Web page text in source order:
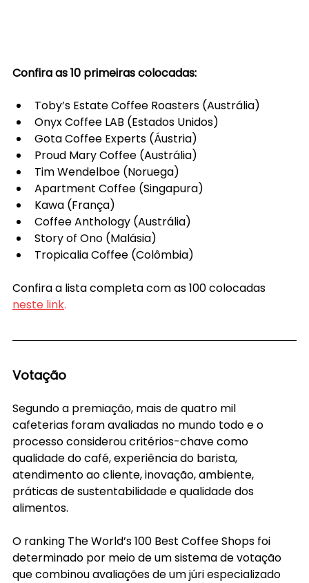
Confira as 10 primeiras colocadas:
Toby’s Estate Coffee Roasters (Austrália)
Onyx Coffee LAB (Estados Unidos)
Gota Coffee Experts (Áustria)
Proud Mary Coffee (Austrália)
Tim Wendelboe (Noruega)
Apartment Coffee (Singapura)
Kawa (França)
Coffee Anthology (Austrália)
Story of Ono (Malásia)
Tropicalia Coffee (Colômbia)
Confira a lista completa com as 100 colocadas
neste link.
Votação
Segundo a premiação, mais de quatro mil
cafeterias foram avaliadas no mundo todo e o
processo considerou critérios-chave como
qualidade do café, experiência do barista,
atendimento ao cliente, inovação, ambiente,
práticas de sustentabilidade e qualidade dos
alimentos.
O ranking The World’s 100 Best Coffee Shops foi
determinado por meio de um sistema de votação
que combinou avaliações de um júri especializado